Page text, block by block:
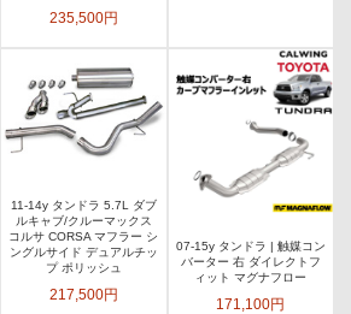
235,500円
11-14y タンドラ 5.7L ダブ
ルキャブ/クルーマックス
コルサ CORSA マフラー シ
ングルサイド デュアルチッ
プ ポリッシュ
217,500円
07-15y タンドラ | 触媒コン
バーター 右 ダイレクトフ
ィット マグナフロー
171,100円